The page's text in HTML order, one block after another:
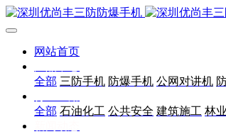
网站首页
全部 三防手机 防爆手机 公网对讲机
全部 石油化工 公共安全 建筑施工 林